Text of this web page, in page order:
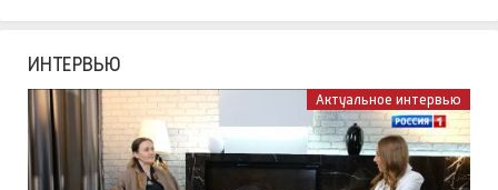
ИНТЕРВЬЮ
Актуальное интервью